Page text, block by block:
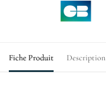
Fiche Produit Description